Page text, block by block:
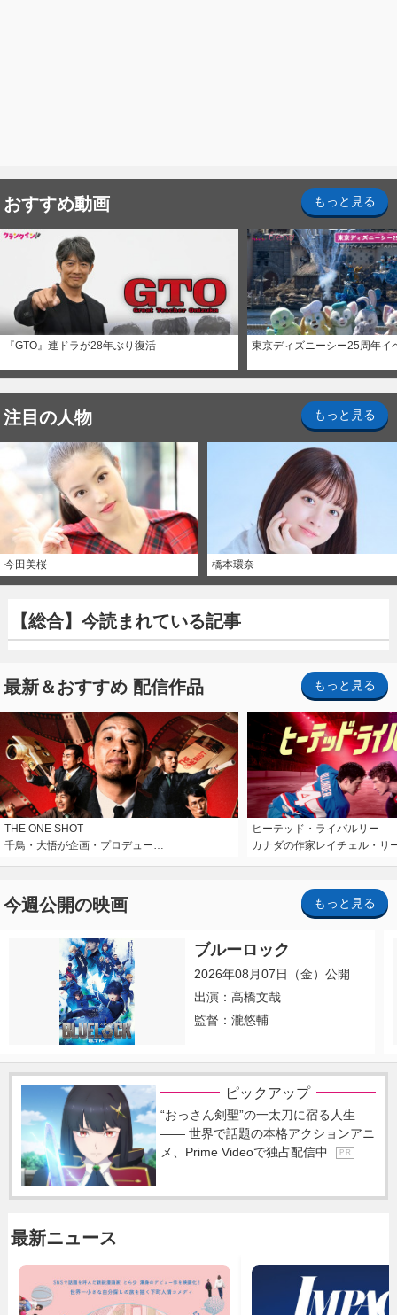
おすすめ動画 もっと見る
『GTO』連ドラが28年ぶり復活 東京ディズニーシー25周年イ
注目の人物 もっと見る
今田美桜 橋本環奈
【総合】今読まれている記事
最新＆おすすめ 配信作品 もっと見る
THE ONE SHOT
千鳥・大悟が企画・プロデュー…
ヒーテッド・ライバルリー
カナダの作家レイチェル・リ
今週公開の映画 もっと見る
ブルーロック
2026年08月07日（金）公開
出演：高橋文哉
監督：瀧悠輔
ピックアップ
“おっさん剣聖”の一太刀に宿る人生
―― 世界で話題の本格アクションアニ
メ、Prime Videoで独占配信中
P R
最新ニュース